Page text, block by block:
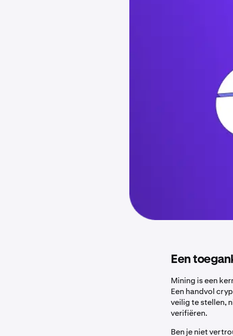
Een
​​​​​Mining is een
Een handvol
veilig te stellen,
verifiëren.
Ben je niet